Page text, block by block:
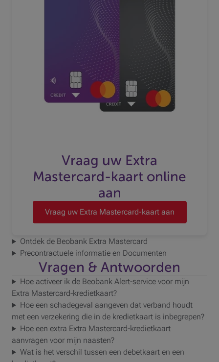
Vraag uw Extra
Mastercard-kaart online
aan
Vraag uw Extra Mastercard-kaart aan
Ontdek de Beobank Extra Mastercard
Precontractuele informatie en Documenten
Vragen & Antwoorden
Hoe activeer ik de Beobank Alert-service voor mijn
Extra Mastercard-kredietkaart?
Hoe een schadegeval aangeven dat verband houdt
met een verzekering die in de kredietkaart is inbegrepen?
Hoe een extra Extra Mastercard-kredietkaart
aanvragen voor mijn naasten?
Wat is het verschil tussen een debetkaart en een